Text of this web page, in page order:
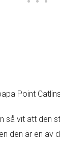
så vit att den
den är en av